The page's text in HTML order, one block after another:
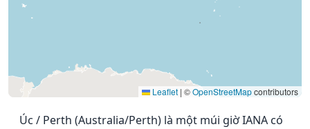
Leaflet | ©OpenStreetMapcontributors
Úc / Perth (Australia/Perth) là một múi giờ IANA có